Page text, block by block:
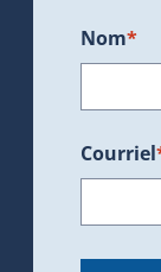
Nom*
Courriel